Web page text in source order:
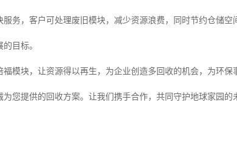
务，客户可处理废旧模块，减少资源浪费，同时节约仓储
目标。
模块，让资源得以再生，为企业创造多回收的机会，为环
您提供的回收方案。让我们携手合作，共同守护地球家园的